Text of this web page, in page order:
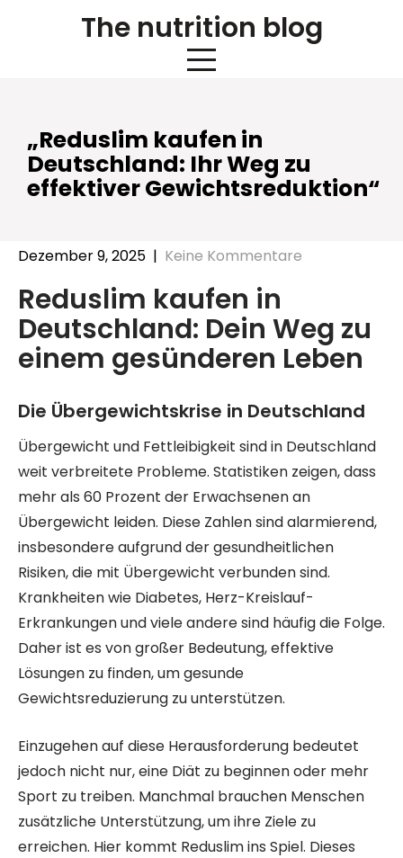
The nutrition blog
„Reduslim kaufen in
Deutschland: Ihr Weg zu
effektiver Gewichtsreduktion“
Dezember 9, 2025 | Keine Kommentare
Reduslim kaufen in
Deutschland: Dein Weg zu
einem gesünderen Leben
Die Übergewichtskrise in Deutschland
Übergewicht und Fettleibigkeit sind in Deutschland
weit verbreitete Probleme. Statistiken zeigen, dass
mehr als 60 Prozent der Erwachsenen an
Übergewicht leiden. Diese Zahlen sind alarmierend,
insbesondere aufgrund der gesundheitlichen
Risiken, die mit Übergewicht verbunden sind.
Krankheiten wie Diabetes, Herz-Kreislauf-
Erkrankungen und viele andere sind häufig die Folge.
Daher ist es von großer Bedeutung, effektive
Lösungen zu finden, um gesunde
Gewichtsreduzierung zu unterstützen.
Einzugehen auf diese Herausforderung bedeutet
jedoch nicht nur, eine Diät zu beginnen oder mehr
Sport zu treiben. Manchmal brauchen Menschen
zusätzliche Unterstützung, um ihre Ziele zu
erreichen. Hier kommt Reduslim ins Spiel. Dieses